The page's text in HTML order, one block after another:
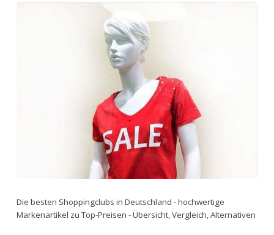
Die besten Shoppingclubs in Deutschland - hochwertige
Markenartikel zu Top-Preisen - Übersicht, Vergleich, Alternativen